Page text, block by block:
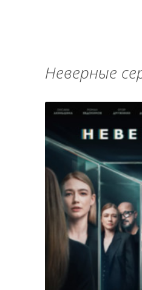
Неверные